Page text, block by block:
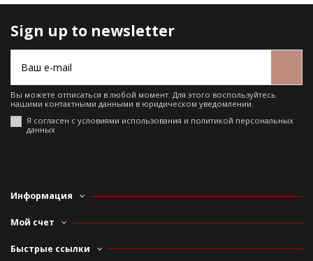
Sign up to newsletter
Вы можете отписаться в любой момент. Для этого воспользуйтесь
нашими контактными данными в юридическом уведомлении.
Я согласен с условиями использования и политикой персональных
данных
Информация
Мой счет
Быстрые ссылки